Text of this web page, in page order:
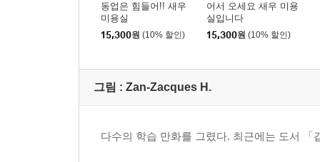
동업은 힘들어!! 새우
미용실
15,300원 (10% 할인)
어서 오세요 새우 미용
실입니다
15,300원 (10% 할인)
그림 : Zan-Zacques H.
다수의 학습 만화를 그렸다. 최근에는 도서